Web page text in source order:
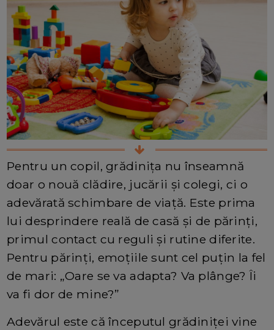
Pentru un copil, grădinița nu înseamnă
doar o nouă clădire, jucării și colegi, ci o
adevărată schimbare de viață. Este prima
lui desprindere reală de casă și de părinți,
primul contact cu reguli și rutine diferite.
Pentru părinți, emoțiile sunt cel puțin la fel
de mari: „Oare se va adapta? Va plânge? Îi
va fi dor de mine?”
Adevărul este că începutul grădiniței vine